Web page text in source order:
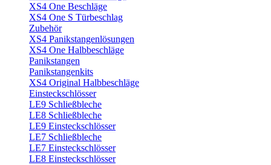
XS4 One Beschläge
XS4 One S Türbeschlag
Zubehör
XS4 Panikstangenlösungen
XS4 One Halbbeschläge
Panikstangen
Panikstangenkits
XS4 Original Halbbeschläge
Einsteckschlösser
LE9 Schließbleche
LE8 Schließbleche
LE9 Einsteckschlösser
LE7 Schließbleche
LE7 Einsteckschlösser
LE8 Einsteckschlösser